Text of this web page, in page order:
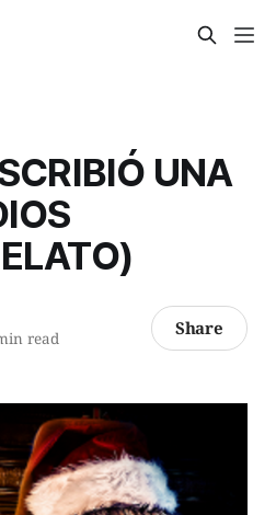
UNA
read Share